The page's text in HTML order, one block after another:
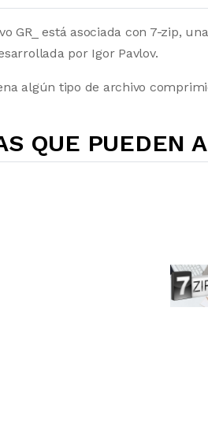
GR_ está asociada con 7-zip,
por Igor Pavlov.
algún tipo de archivo
QUE PUEDEN